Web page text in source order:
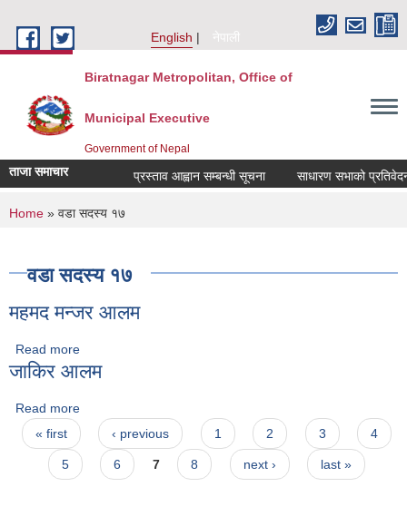
English
नेपाली
Biratnagar Metropolitan, Office of
Municipal Executive
Government of Nepal
ताजा समाचार प्रस्ताव आह्वान सम्बन्धी सूचना साधारण सभाको
You are here
Home » वडा सदस्य १७
वडा सदस्य १७
महमद मन्जर आलम
Read more
जाकिर आलम
Read more
Pages
« first ‹ previous 1 2 3 4
5 6 7 8 next › last »